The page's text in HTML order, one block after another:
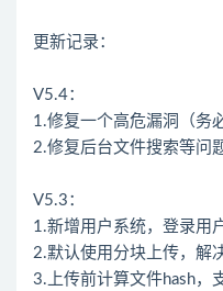
更新记录：
V5.4：
1.修复一个高危漏洞（务
2.修复后台文件搜索等问
V5.3：
1.新增用户系统，登录用
2.默认使用分块上传，解
3.上传前计算文件hash，